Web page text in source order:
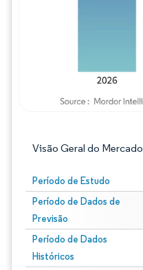
Visão Geral do Mercado
Período de Estudo
Período de Dados de
Previsão
Período de Dados
Históricos